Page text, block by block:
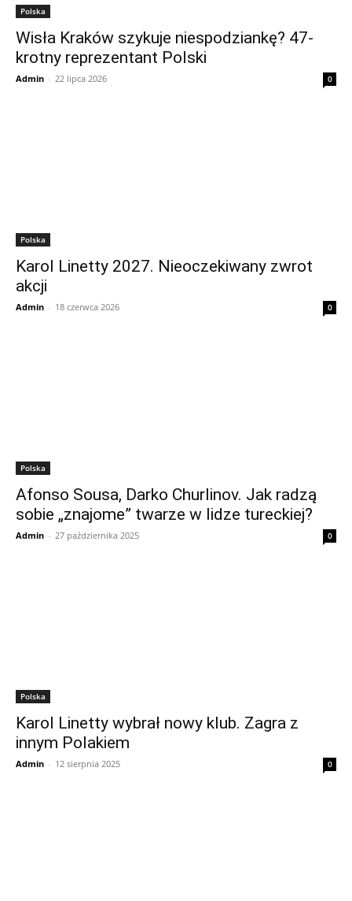
Polska
Wisła Kraków szykuje niespodziankę? 47-
krotny reprezentant Polski
Admin - 22 lipca 2026 0
Polska
Karol Linetty 2027. Nieoczekiwany zwrot
akcji
Admin - 18 czerwca 2026 0
Polska
Afonso Sousa, Darko Churlinov. Jak radzą
sobie „znajome” twarze w lidze tureckiej?
Admin - 27 października 2025 0
Polska
Karol Linetty wybrał nowy klub. Zagra z
innym Polakiem
Admin - 12 sierpnia 2025 0